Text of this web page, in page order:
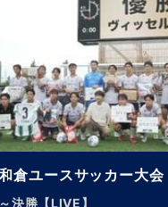
サッカーニュース Foot!
超高校サッカー通信